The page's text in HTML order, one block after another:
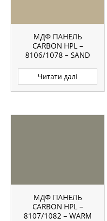
МДФ ПАНЕЛЬ
CARBON HPL –
8106/1078 – SAND
Читати далі
МДФ ПАНЕЛЬ
CARBON HPL –
8107/1082 – WARM